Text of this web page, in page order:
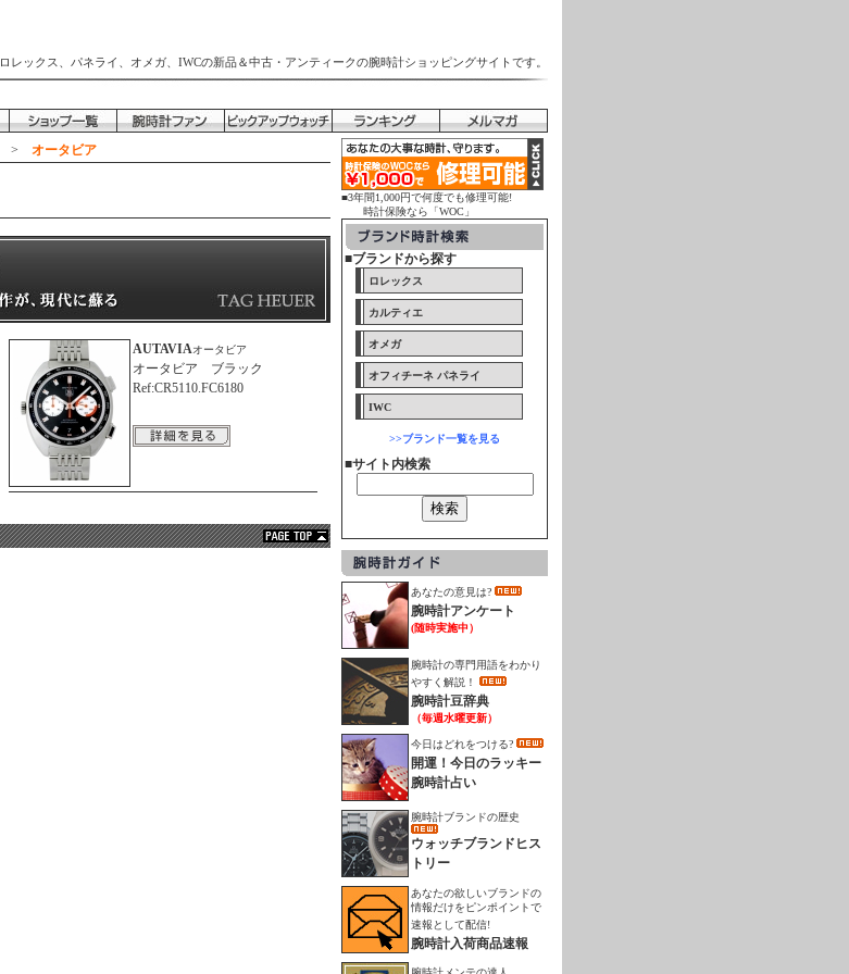
ロレックス、パネライ、オメガ、IWCの新品＆中古・アンティークの腕時計ショッピングサイトです。
> オータビア
AUTAVIAオータビア
オータビア ブラック
Ref:CR5110.FC6180
■3年間1,000円で何度でも修理可能!
時計保険なら「WOC」
■ブランドから探す
ロレックス
カルティエ
オメガ
オフィチーネ パネライ
IWC
>>ブランド一覧を見る
■サイト内検索
あなたの意見は?
腕時計アンケート
(随時実施中）
腕時計の専門用語をわかり
やすく解説！
腕時計豆辞典
（毎週水曜更新）
今日はどれをつける?
開運！今日のラッキー
腕時計占い
腕時計ブランドの歴史
ウォッチブランドヒス
トリー
あなたの欲しいブランドの
情報だけをピンポイントで
速報として配信!
腕時計入荷商品速報